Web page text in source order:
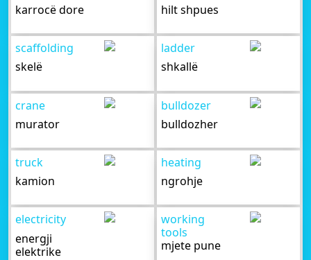
karrocë dore
hilt shpues
scaffolding
skelë
ladder
shkallë
crane
murator
bulldozer
bulldozher
truck
kamion
heating
ngrohje
electricity
energji
elektrike
working
tools
mjete pune